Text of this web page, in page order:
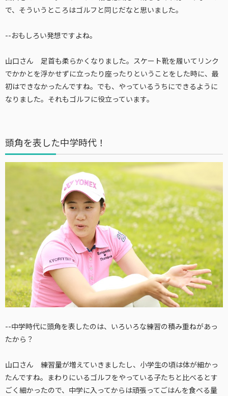
で、そういうところはゴルフと同じだなと思いました。
--おもしろい発想ですよね。
山口さん 足首も柔らかくなりました。スケート靴を履いてリンク
でかかとを浮かせずに立ったり座ったりということをした時に、最
初はできなかったんですね。でも、やっているうちにできるように
なりました。それもゴルフに役立っています。
頭角を表した中学時代！
--中学時代に頭角を表したのは、いろいろな練習の積み重ねがあっ
たから？
山口さん 練習量が増えていきましたし、小学生の頃は体が細かっ
たんですね。まわりにいるゴルフをやっている子たちと比べるとす
ごく細かったので、中学に入ってからは頑張ってごはんを食べる量